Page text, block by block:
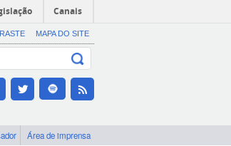
Canais
MAPA DO SITE
Área de imprensa